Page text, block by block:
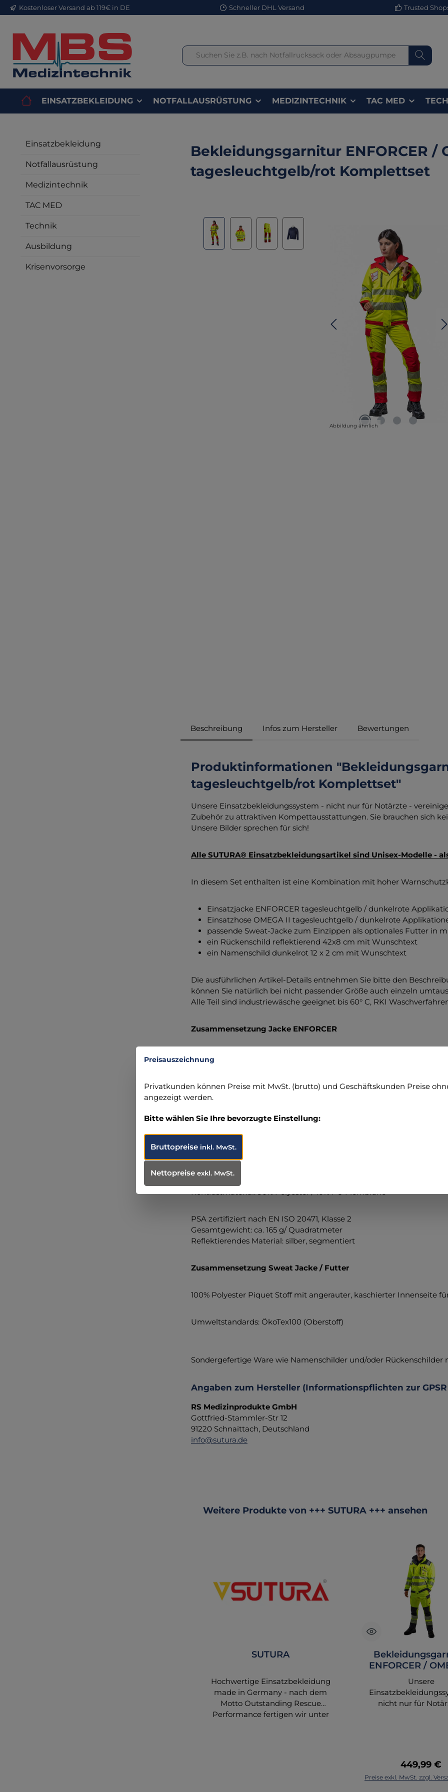
Hauptinhalt springen
Zur Suche springen
Zur Hauptnavigation springen
Kostenloser Versand ab 119€ in DE Schneller DHL Versand Trusted
EINSATZBEKLEIDUNG NOTFALLAUSRÜSTUNG MEDIZINTECHNIK TAC MED
Einsatzbekleidung
Notfallausrüstung
Medizintechnik
TAC MED
Technik
Ausbildung
Krisenvorsorge
Bekleidungsgarnitur ENFORCER /
tagesleuchtgelb/rot Komplettset
Bildergalerie überspringen
Abbildung ähnlich
Beschreibung Infos zum Hersteller Bewertungen
Produktinformationen
tagesleuchtgelb/rot Komplettset"
Unsere Einsatzbekleidungssystem - nicht nur für Notärzte -
Zubehör zu attraktiven Kompettausstattungen. Sie brauchen sich
Unsere Bilder sprechen für sich!
Alle SUTURA® Einsatzbekleidungsartikel sind Unisex-Modelle -
In diesem Set enthalten ist eine Kombination mit hoher
Einsatzjacke ENFORCER tagesleuchtgelb / dunkelrote
Einsatzhose OMEGA II tagesleuchtgelb / dunkelrote
passende Sweat-Jacke zum Einzippen als optionales Futter in
ein Rückenschild reflektierend 42x8 cm mit Wunschtext
ein Namenschild dunkelrot 12 x 2 cm mit Wunschtext
Die ausführlichen Artikel-Details entnehmen Sie bitte den
können Sie natürlich bei nicht passender Größe auch einzeln
Alle Teil sind industriewäsche geeignet bis 60° C, RKI
Zusammensetzung Jacke ENFORCER
Oberstoff: hochwertige 2 Lagen Laminat: 90% Polyester mit
Tagesleuchtfarbe nach ISO EN 20471:2013. Gewicht 195 g/m2
Umweltstandards: ÖkoTex100, PTFE-frei, FC-frei Innenfutter:
Reflektierendes Material: silber, segmentiert
Zusammensetzung Hose OMEGA II
Gewebe tagesleuchtgelber Oberstoff: 90% Polyester (davon 30%
Kontrastmaterial: 90% Polyester / 10% PU Membrane
PSA zertifiziert nach EN ISO 20471, Klasse 2
Gesamtgewicht: ca. 165 g/ Quadratmeter
Reflektierendes Material: silber, segmentiert
Zusammensetzung Sweat Jacke / Futter
100% Polyester Piquet Stoff mit angerauter, kaschierter Innenseite
Umweltstandards: ÖkoTex100 (Oberstoff)
Sondergefertige Ware wie Namenschilder und/oder
Angaben zum Hersteller (Informationspflichten zur
RS Medizinprodukte GmbH
Gottfried-Stammler-Str 12
91220 Schnaittach, Deutschland
info@sutura.de
Produktgalerie überspringen
Weitere Produkte von +++ SUTURA +++ ansehen
SUTURA
Hochwertige Einsatzbekleidung
made in Germany - nach dem
Motto Outstanding Rescue
Performance fertigen wir unter
ENFORCER /
tagesleuchtgelb/
Unsere
nicht nur für
mehr zur
machen. Unsere
Regulärer
449,99 €
Preise exkl. MwSt. zzgl.
Preisauszeichnung
Privatkunden können Preise mit MwSt. (brutto) und Geschäftskunden Preise
angezeigt werden.
Bitte wählen Sie Ihre bevorzugte Einstellung:
Bruttopreise inkl. MwSt.
Nettopreise exkl. MwSt.